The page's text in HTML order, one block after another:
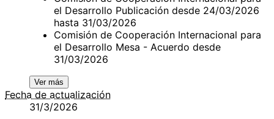
el Desarrollo Publicación desde 24/03/2026
hasta 31/03/2026
Comisión de Cooperación Internacional para
el Desarrollo Mesa - Acuerdo desde
31/03/2026
Ver más
Fecha de actualización
31/3/2026